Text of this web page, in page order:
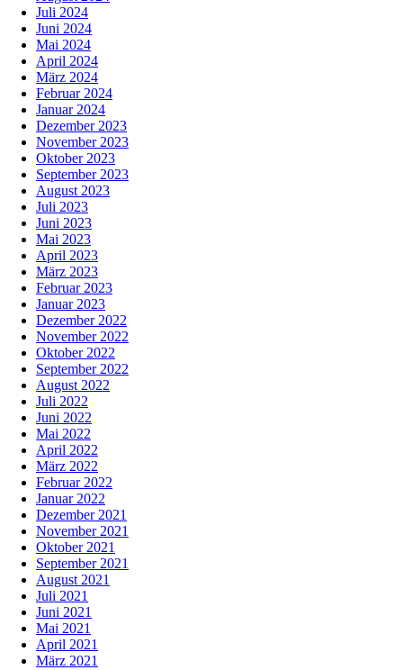
Juli 2024
Juni 2024
Mai 2024
April 2024
März 2024
Februar 2024
Januar 2024
Dezember 2023
November 2023
Oktober 2023
September 2023
August 2023
Juli 2023
Juni 2023
Mai 2023
April 2023
März 2023
Februar 2023
Januar 2023
Dezember 2022
November 2022
Oktober 2022
September 2022
August 2022
Juli 2022
Juni 2022
Mai 2022
April 2022
März 2022
Februar 2022
Januar 2022
Dezember 2021
November 2021
Oktober 2021
September 2021
August 2021
Juli 2021
Juni 2021
Mai 2021
April 2021
März 2021